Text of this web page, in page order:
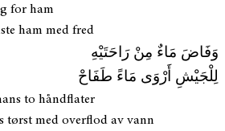
for ham
ham med fred
وَفَاضَ مَاءٌ مِنْ رَاحَتَيْهِ
لِلْجَيْشِ أَرْوَى مَاءً طَفَاحْ
to håndflater
tørst med overflod av vann